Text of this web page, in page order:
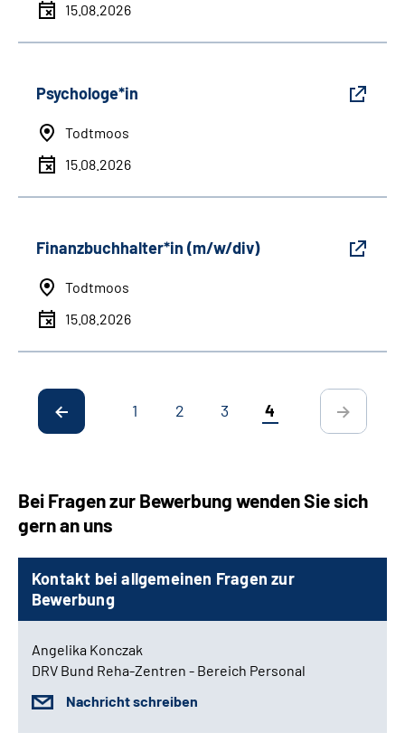
15.08.2026
Psychologe*in
Todtmoos
15.08.2026
Finanzbuchhalter*in (m/w/div)
Todtmoos
15.08.2026
1 2 3 4
Bei Fragen zur Bewerbung wenden Sie sich
gern an uns
Kontakt bei allgemeinen Fragen zur
Bewerbung
Angelika Konczak
DRV Bund Reha-Zentren - Bereich Personal
Nachricht schreiben